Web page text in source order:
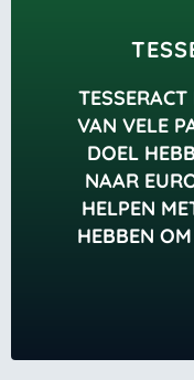
VAN VELE
DOEL
NAAR
HELPEN
HEBBEN